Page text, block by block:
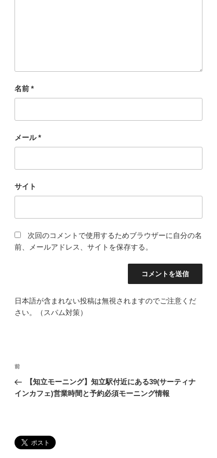
名前 *
メール*
サイト
次回のコメントで使用するためブラウザーに自分の名
前、メールアドレス、サイトを保存する。
日本語が含まれない投稿は無視されますのでご注意くだ
さい。（スパム対策）
投
ナ
シ
過
去
の
前
【知立モーニング】知立駅付近にある39(サーティナ
インカフェ)営業時間と予約必須モーニング情報